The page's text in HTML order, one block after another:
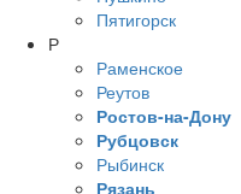
Пятигорск
Р
Раменское
Реутов
Ростов-на-Дону
Рубцовск
Рыбинск
Рязань